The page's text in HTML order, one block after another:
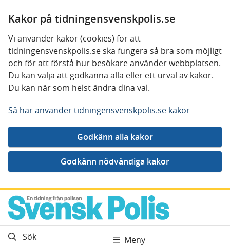
Kakor på tidningensvenskpolis.se
Vi använder kakor (cookies) för att
tidningensvenskpolis.se ska fungera så bra som möjligt
och för att förstå hur besökare använder webbplatsen.
Du kan välja att godkänna alla eller ett urval av kakor.
Du kan när som helst ändra dina val.
Så här använder tidningensvenskpolis.se kakor
Gå direkt till innehåll
Sök Meny